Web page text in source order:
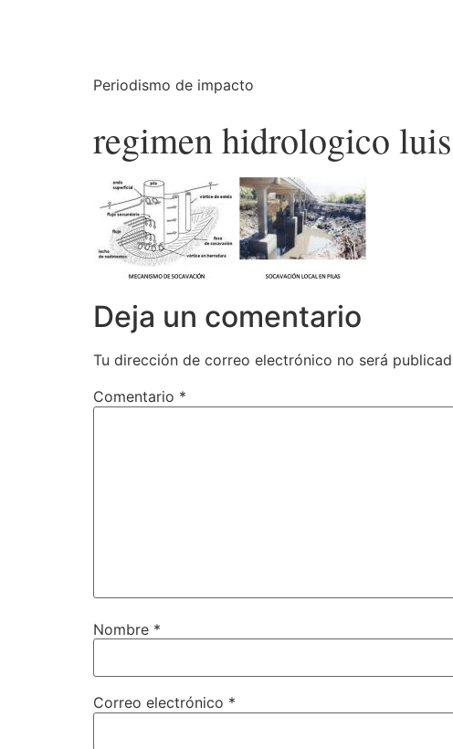
Periodismo de impacto
regimen hidrologico
Deja un comentario
Tu dirección de correo electrónico no será
Comentario *
Nombre *
Correo electrónico *